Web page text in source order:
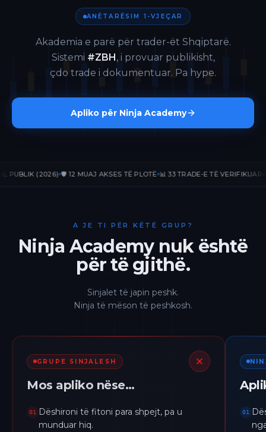
ANËTARËSIM 1-VJEÇAR
Akademia e parë për trader-ët Shqiptarë.
Sistemi #ZBH, i provuar publikisht,
çdo trade i dokumentuar. Pa hype.
Apliko për Ninja Academy
(2026) 🛡️ 12 MUAJ AKSES TË PLOTË 📊 33 TRADE-E TË VERIFIKUARA 📈
A JE TI PËR KËTË GRUP?
Ninja Academy nuk është
për të gjithë.
Sinjalet të japin peshk.
Ninja të mëson të peshkosh.
GRUPE SINJALESH
Mos apliko nëse…
01
Dëshironi të fitoni para shpejt, pa u
munduar hiq.
01